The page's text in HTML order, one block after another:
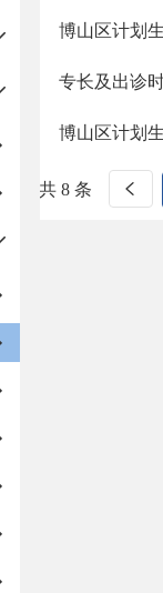
博山区计划
专长及出诊
博山区计划
共 8 条